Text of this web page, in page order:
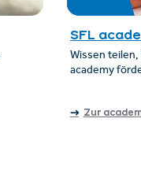
SFL
Wissen teilen,
academy
Zur